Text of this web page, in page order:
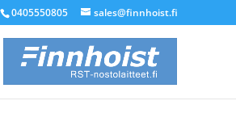
0405550805 sales@finnhoist.fi